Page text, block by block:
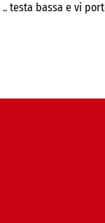
testa bassa e vi